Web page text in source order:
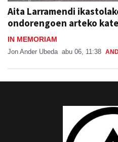
Aita Larramendi
ondorengoen arteko
IN MEMORIAM
Jon Ander Ubeda abu 06, 11:38